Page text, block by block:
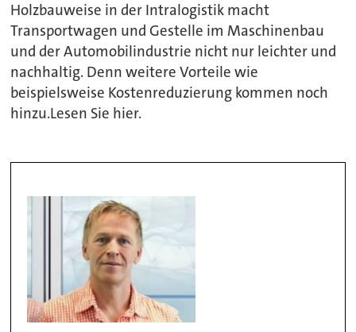
Holzbauweise in der Intralogistik macht
Transportwagen und Gestelle im Maschinenbau
und der Automobilindustrie nicht nur leichter und
nachhaltig. Denn weitere Vorteile wie
beispielsweise Kostenreduzierung kommen noch
hinzu.Lesen Sie hier.